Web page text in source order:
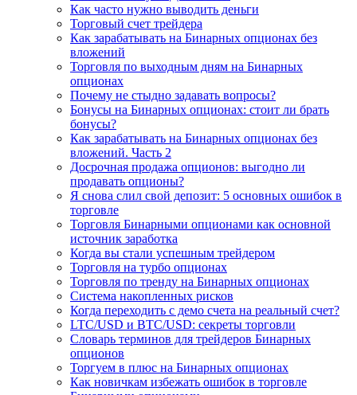
Как часто нужно выводить деньги
Торговый счет трейдера
Как зарабатывать на Бинарных опционах без
вложений
Торговля по выходным дням на Бинарных
опционах
Почему не стыдно задавать вопросы?
Бонусы на Бинарных опционах: стоит ли брать
бонусы?
Как зарабатывать на Бинарных опционах без
вложений. Часть 2
Досрочная продажа опционов: выгодно ли
продавать опционы?
Я снова слил свой депозит: 5 основных ошибок в
торговле
Торговля Бинарными опционами как основной
источник заработка
Когда вы стали успешным трейдером
Торговля на турбо опционах
Торговля по тренду на Бинарных опционах
Система накопленных рисков
Когда переходить с демо счета на реальный счет?
LTC/USD и BTC/USD: секреты торговли
Словарь терминов для трейдеров Бинарных
опционов
Торгуем в плюс на Бинарных опционах
Как новичкам избежать ошибок в торговле